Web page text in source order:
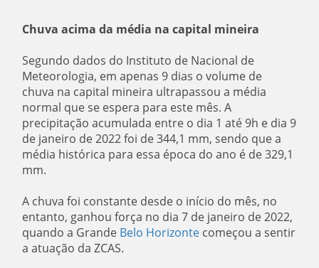
Chuva acima da média na capital mineira
Segundo dados do Instituto de Nacional de
Meteorologia, em apenas 9 dias o volume de
chuva na capital mineira ultrapassou a média
normal que se espera para este mês. A
precipitação acumulada entre o dia 1 até 9h e dia 9
de janeiro de 2022 foi de 344,1 mm, sendo que a
média histórica para essa época do ano é de 329,1
mm.
A chuva foi constante desde o início do mês, no
entanto, ganhou força no dia 7 de janeiro de 2022,
quando a Grande Belo Horizonte começou a sentir
a atuação da ZCAS.